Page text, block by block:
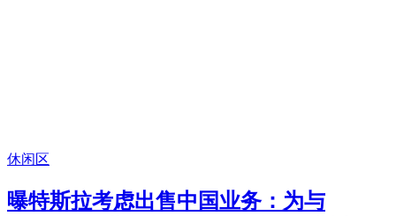
休闲区
曝特斯拉考虑出售中国业务：为与